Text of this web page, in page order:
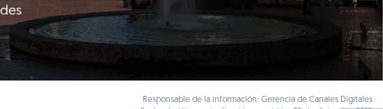
Responsable de la información: Gerencia de Canales Digitales